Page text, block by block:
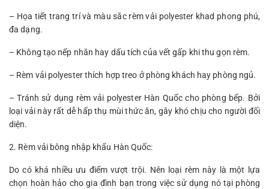
– Họa tiết trang trí và màu sắc rèm vải polyester khad phong phú,
đa dạng.
– Không tạo nếp nhăn hay dấu tích của vết gấp khi thu gọn rèm.
– Rèm vải polyester thích hợp treo ở phòng khách hay phòng ngủ.
– Tránh sử dụng rèm vải polyester Hàn Quốc cho phòng bếp. Bởi
loại vải này rất dễ hấp thụ mùi thức ăn, gây khó chịu cho người đối
diện.
2. Rèm vải bông nhập khẩu Hàn Quốc:
Do có khá nhiều ưu điểm vượt trội. Nên loại rèm này là một lựa
chọn hoàn hảo cho gia đình bạn trong việc sử dụng nó tại phòng